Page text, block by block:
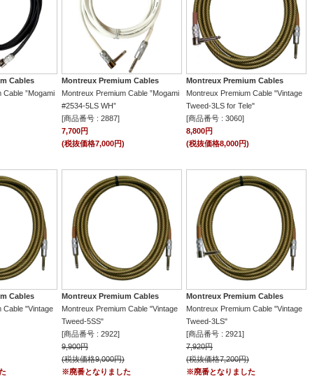
Cables
Cable ”Mogami
Montreux Premium Cables
Montreux Premium Cable ”Mogami
#2534-5LS WH”
[商品番号 : 2887]
7,700円
(税抜価格7,000円)
Montreux Premium Cables
Montreux Premium Cable "Vintage
Tweed-3LS for Tele"
[商品番号 : 3060]
8,800円
(税抜価格8,000円)
Cables
Cable "Vintage
Montreux Premium Cables
Montreux Premium Cable "Vintage
Tweed-5SS"
[商品番号 : 2922]
9,900円
(税抜価格9,000円)
※廃番となりました
Montreux Premium Cables
Montreux Premium Cable "Vintage
Tweed-3LS"
[商品番号 : 2921]
7,920円
(税抜価格7,200円)
※廃番となりました